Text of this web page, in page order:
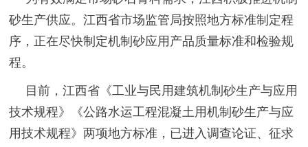
砂生产供应。江西省市场监管局按照地方标准制定程
序，正在尽快制定机制砂应用产品质量标准和检验规
程。
目前，江西省《工业与民用建筑机制砂生产与应用
技术规程》《公路水运工程混凝土用机制砂生产与应
用技术规程》两项地方标准，已进入调查论证、征求